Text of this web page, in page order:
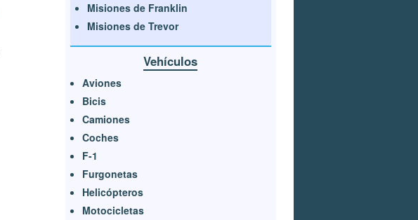
Misiones de Franklin
Misiones de Trevor
Vehículos
Aviones
Bicis
Camiones
Coches
F-1
Furgonetas
Helicópteros
Motocicletas